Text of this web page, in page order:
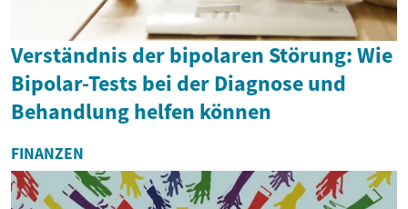
Verständnis der bipolaren Störung: Wie
Bipolar-Tests bei der Diagnose und
Behandlung helfen können
FINANZEN